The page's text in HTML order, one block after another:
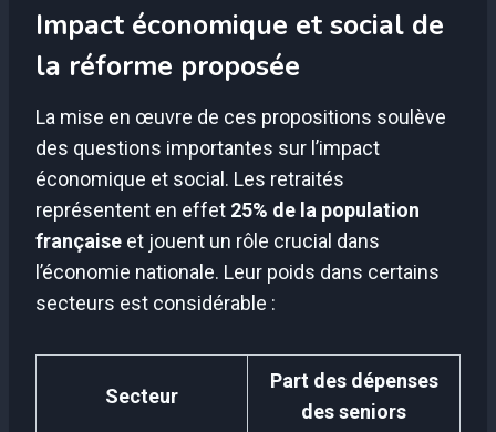
Impact économique et social de
la réforme proposée
La mise en œuvre de ces propositions soulève
des questions importantes sur l’impact
économique et social. Les retraités
représentent en effet 25% de la population
française et jouent un rôle crucial dans
l’économie nationale. Leur poids dans certains
secteurs est considérable :
Secteur
Part des dépenses
des seniors